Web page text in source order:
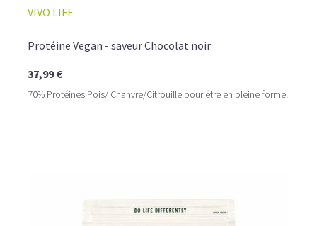
VIVO LIFE
Protéine Vegan - saveur Chocolat noir
37,99 €
70% Protéines Pois/ Chanvre/Citrouille pour être en pleine forme!